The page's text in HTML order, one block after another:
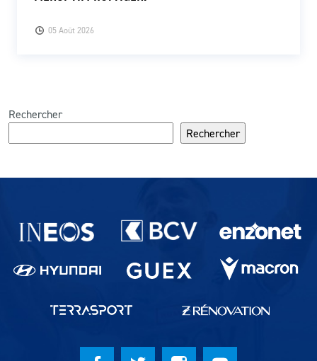
05 Août 2026
Rechercher
Rechercher
Partenaires du lausanne-Sport